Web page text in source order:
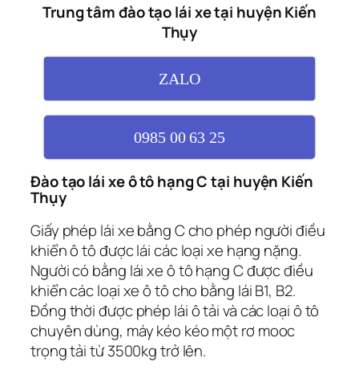
Trung tâm đào tạo lái xe tại huyện Kiến
Thụy
ZALO
0985 00 63 25
Đào tạo lái xe ô tô hạng C tại huyện Kiến
Thụy
Giấy phép lái xe bằng C cho phép người điều
khiển ô tô được lái các loại xe hạng nặng.
Người có bằng lái xe ô tô hạng C được điều
khiển các loại xe ô tô cho bằng lái B1, B2.
Đồng thời được phép lái ô tải và các loại ô tô
chuyên dùng, máy kéo kéo một rơ mooc
trọng tải từ 3500kg trở lên.